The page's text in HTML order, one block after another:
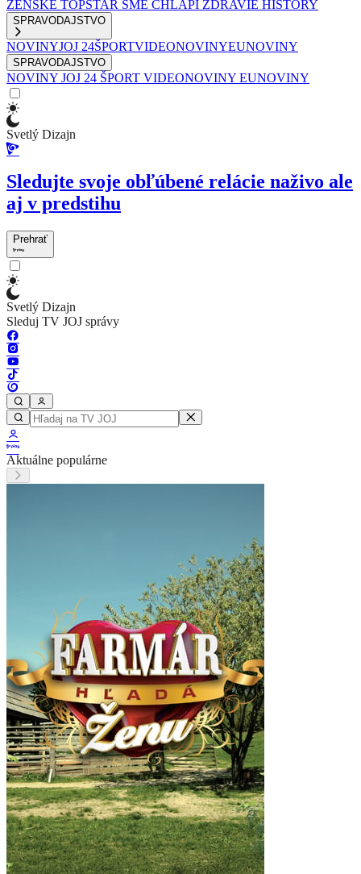
ŽENSKÉ TOPSTAR SME CHLAPI ZDRAVIE HISTORY
SPRAVODAJSTVO
NOVINYJOJ 24ŠPORTVIDEONOVINYEUNOVINY
SPRAVODAJSTVO
NOVINY JOJ 24 ŠPORT VIDEONOVINY EUNOVINY
Svetlý Dizajn
Sledujte svoje obľúbené relácie naživo ale
aj v predstihu
Prehrať
Svetlý Dizajn
Sleduj TV JOJ správy
Aktuálne populárne